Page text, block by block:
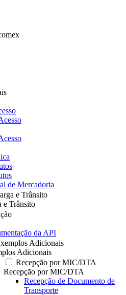
de Mercadoria
e Trânsito
e Trânsito
da API
Adicionais
Adicionais
Recepção por MIC/DTA
Recepção por MIC/DTA
Recepção de Documento de
Transporte